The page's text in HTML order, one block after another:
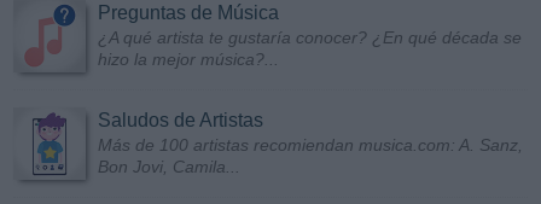
Preguntas de Música
¿A qué artista te gustaría conocer? ¿En qué década se
hizo la mejor música?...
Saludos de Artistas
Más de 100 artistas recomiendan musica.com: A. Sanz,
Bon Jovi, Camila...